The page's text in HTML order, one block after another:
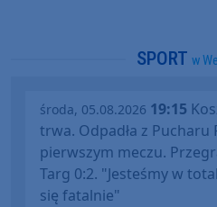
SPORT w
środa, 05.08.2026 19:15
trwa. Odpadła z Pucharu
pierwszym meczu.
Targ 0:2. "Jesteśmy w
się fatalnie"